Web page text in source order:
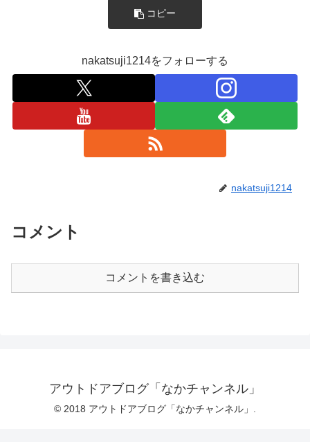
コピー
nakatsuji1214をフォローする
nakatsuji1214
コメント
コメントを書き込む
アウトドアブログ「なかチャンネル」
© 2018 アウトドアブログ「なかチャンネル」.